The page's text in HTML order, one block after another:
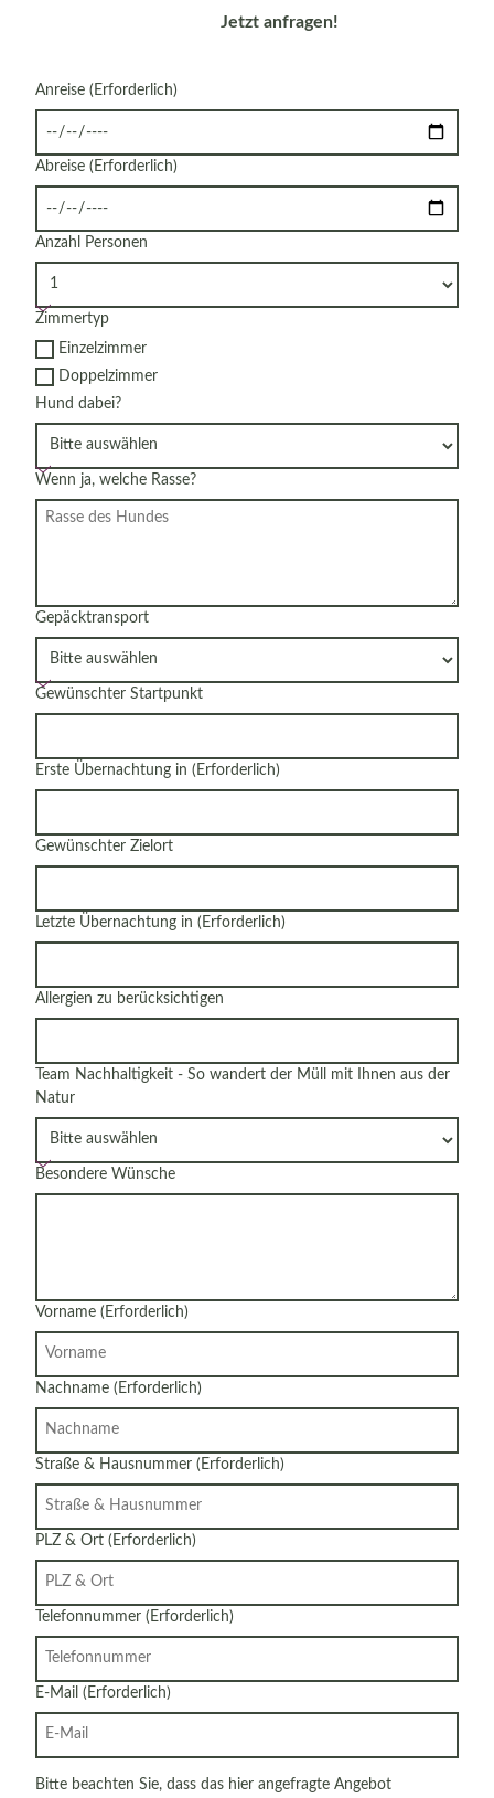
Jetzt anfragen!
Anreise (Erforderlich)
Abreise (Erforderlich)
Anzahl Personen
Zimmertyp
Einzelzimmer
Doppelzimmer
Hund dabei?
Wenn ja, welche Rasse?
Gepäcktransport
Gewünschter Startpunkt
Erste Übernachtung in (Erforderlich)
Gewünschter Zielort
Letzte Übernachtung in (Erforderlich)
Allergien zu berücksichtigen
Team Nachhaltigkeit - So wandert der Müll mit Ihnen aus der
Natur
Besondere Wünsche
Vorname (Erforderlich)
Nachname (Erforderlich)
Straße & Hausnummer (Erforderlich)
PLZ & Ort (Erforderlich)
Telefonnummer (Erforderlich)
E-Mail (Erforderlich)
Bitte beachten Sie, dass das hier angefragte Angebot